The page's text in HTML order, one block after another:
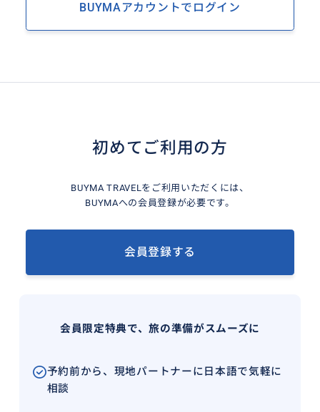
BUYMAアカウントでログイン
初めてご利用の方
BUYMA TRAVELをご利用いただくには、
BUYMAへの会員登録が必要です。
会員登録する
会員限定特典で、旅の準備がスムーズに
予約前から、現地パートナーに日本語で気軽に
相談